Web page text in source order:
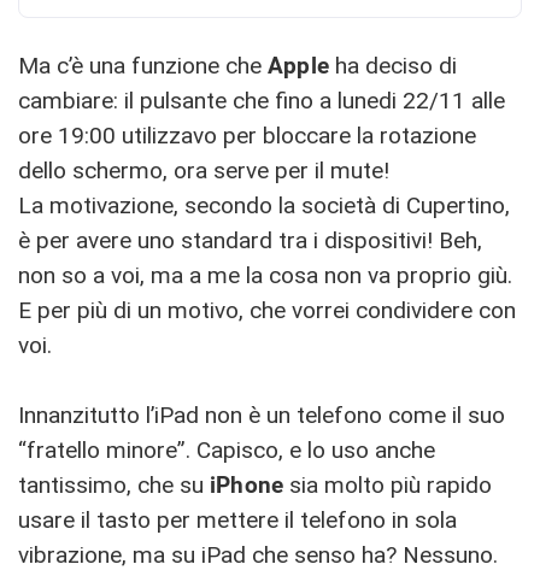
Ma c’è una funzione che Apple ha deciso di
cambiare: il pulsante che fino a lunedi 22/11 alle
ore 19:00 utilizzavo per bloccare la rotazione
dello schermo, ora serve per il mute!
La motivazione, secondo la società di Cupertino,
è per avere uno standard tra i dispositivi! Beh,
non so a voi, ma a me la cosa non va proprio giù.
E per più di un motivo, che vorrei condividere con
voi.
Innanzitutto l’iPad non è un telefono come il suo
“fratello minore”. Capisco, e lo uso anche
tantissimo, che su iPhone sia molto più rapido
usare il tasto per mettere il telefono in sola
vibrazione, ma su iPad che senso ha? Nessuno.